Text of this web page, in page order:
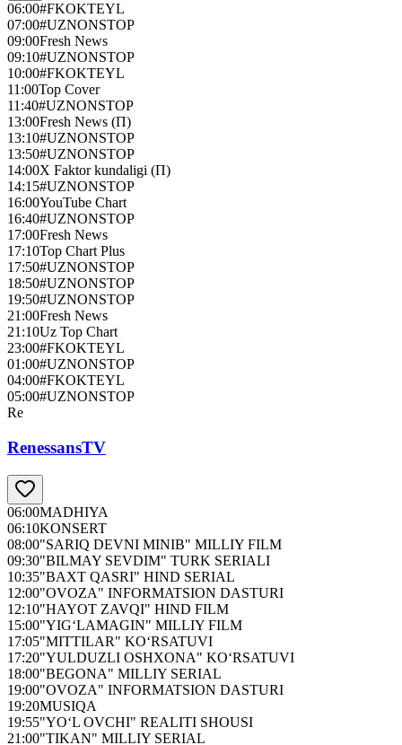
06:00#FKOKTEYL
07:00#UZNONSTOP
09:00Fresh News
09:10#UZNONSTOP
10:00#FKOKTEYL
11:00Top Cover
11:40#UZNONSTOP
13:00Fresh News (П)
13:10#UZNONSTOP
13:50#UZNONSTOP
14:00X Faktor kundaligi (П)
14:15#UZNONSTOP
16:00YouTube Chart
16:40#UZNONSTOP
17:00Fresh News
17:10Top Chart Plus
17:50#UZNONSTOP
18:50#UZNONSTOP
19:50#UZNONSTOP
21:00Fresh News
21:10Uz Top Chart
23:00#FKOKTEYL
01:00#UZNONSTOP
04:00#FKOKTEYL
05:00#UZNONSTOP
Re
RenessansTV
06:00MADHIYA
06:10KONSERT
08:00"SARIQ DEVNI MINIB" MILLIY FILM
09:30"BILMAY SEVDIM" TURK SERIALI
10:35"BAXT QASRI" HIND SERIAL
12:00"OVOZA" INFORMATSION DASTURI
12:10"HAYOT ZAVQI" HIND FILM
15:00"YIG‘LAMAGIN" MILLIY FILM
17:05"MITTILAR" KO‘RSATUVI
17:20"YULDUZLI OSHXONA" KO‘RSATUVI
18:00"BEGONA" MILLIY SERIAL
19:00"OVOZA" INFORMATSION DASTURI
19:20MUSIQA
19:55"YO‘L OVCHI" REALITI SHOUSI
21:00"TIKAN" MILLIY SERIAL